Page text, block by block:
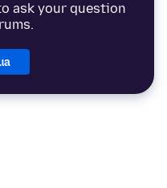
ask your question